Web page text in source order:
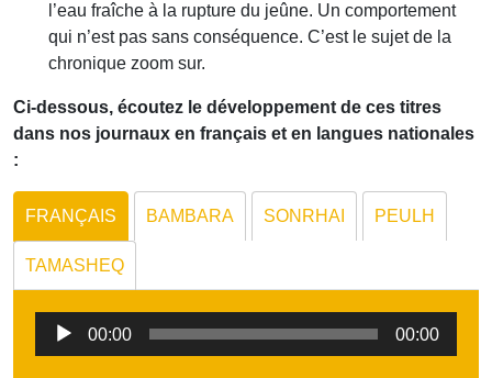
l’eau fraîche à la rupture du jeûne. Un comportement
qui n’est pas sans conséquence. C’est le sujet de la
chronique zoom sur.
Ci-dessous, écoutez le développement de ces titres
dans nos journaux en français et en langues nationales
:
FRANÇAIS BAMBARA SONRHAI PEULH
TAMASHEQ
Lecteur
00:00 00:00